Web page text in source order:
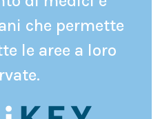
che permette
le aree a loro